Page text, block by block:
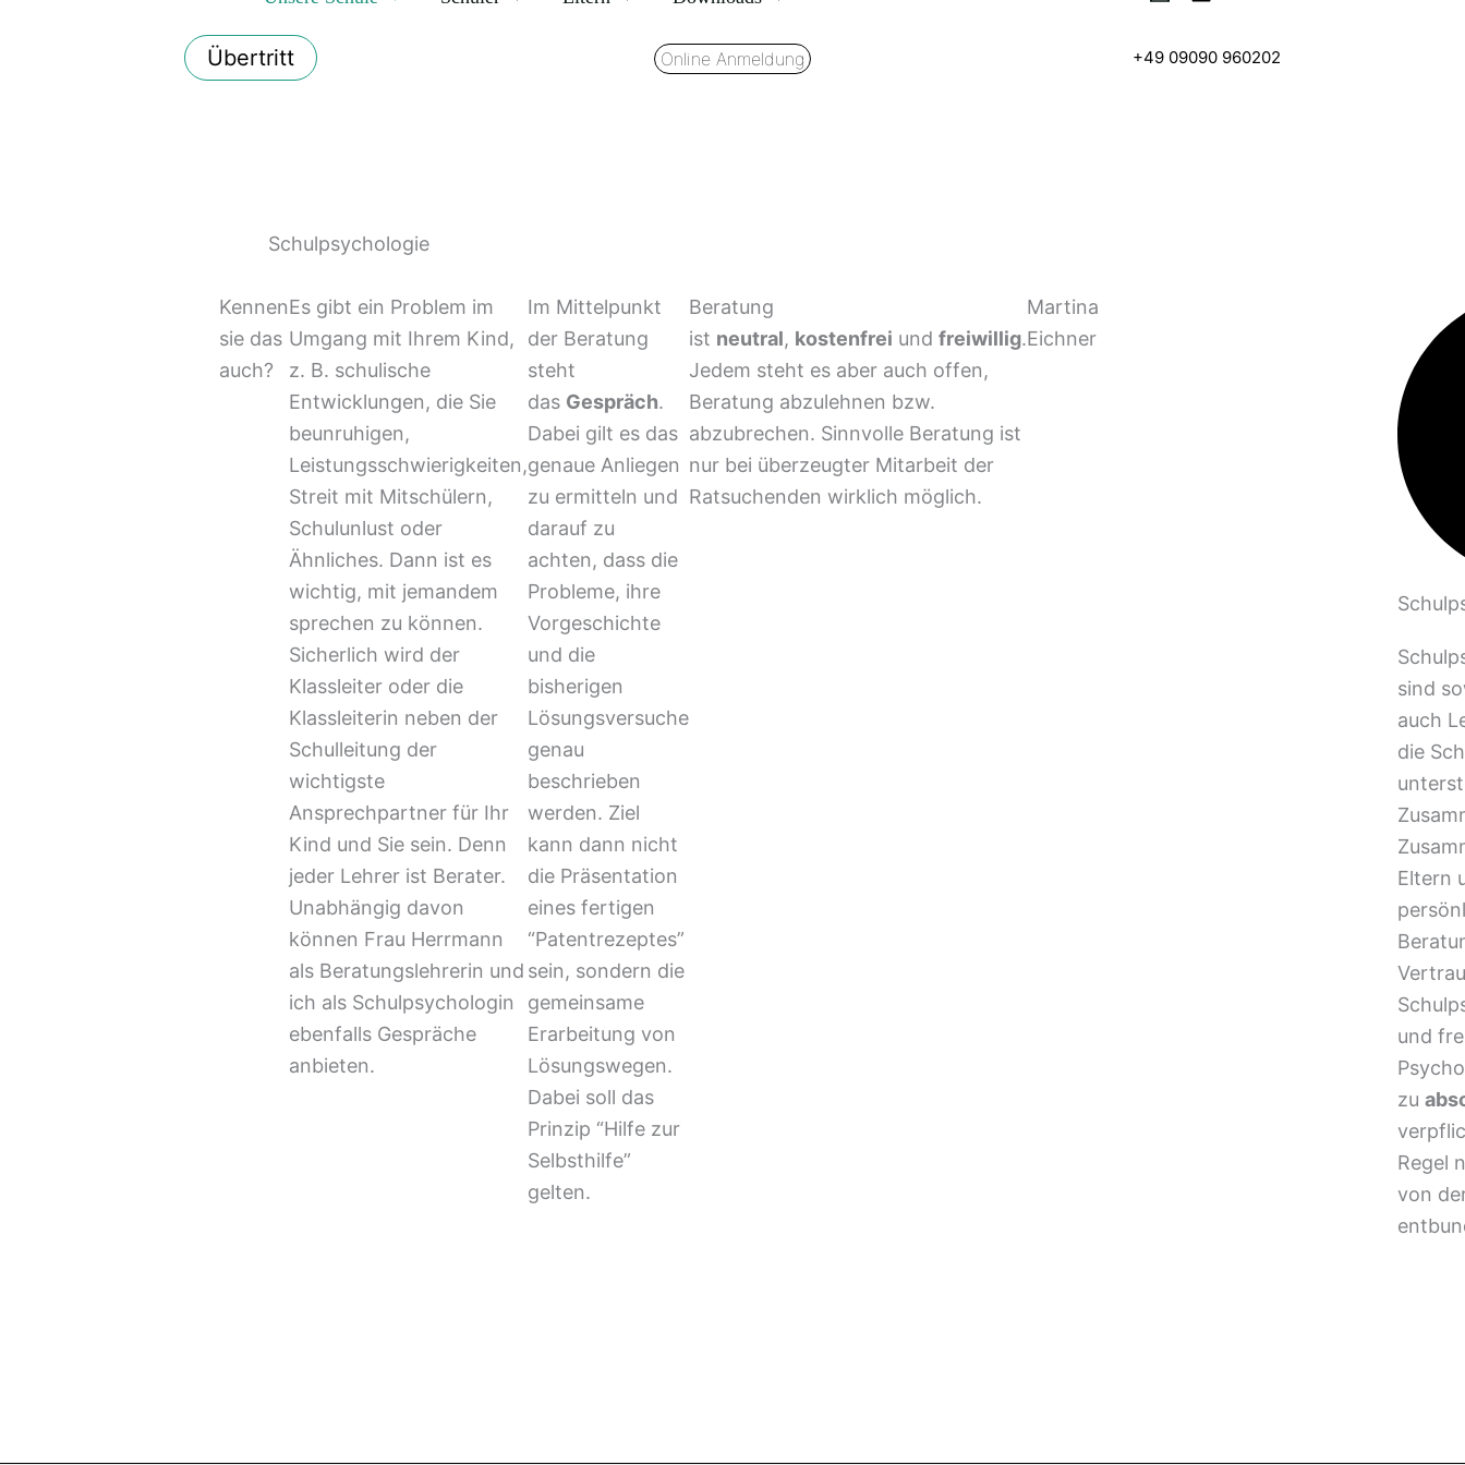
Übertritt Online Anmeldung +49 09090 960202
Schulpsychologie
Kennen
sie das
auch?
Es gibt ein Problem im
Umgang mit Ihrem Kind,
z. B. schulische
Entwicklungen, die Sie
beunruhigen,
Leistungsschwierigkeiten,
Streit mit Mitschülern,
Schulunlust oder
Ähnliches. Dann ist es
wichtig, mit jemandem
sprechen zu können.
Sicherlich wird der
Klassleiter oder die
Klassleiterin neben der
Schulleitung der
wichtigste
Ansprechpartner für Ihr
Kind und Sie sein. Denn
jeder Lehrer ist Berater.
Unabhängig davon
können Frau Herrmann
als Beratungslehrerin und
ich als Schulpsychologin
ebenfalls Gespräche
anbieten.
Im Mittelpunkt
der Beratung
steht
das Gespräch.
Dabei gilt es das
genaue Anliegen
zu ermitteln und
darauf zu
achten, dass die
Probleme, ihre
Vorgeschichte
und die
bisherigen
Lösungsversuche
genau
beschrieben
werden. Ziel
kann dann nicht
die Präsentation
eines fertigen
“Patentrezeptes”
sein, sondern die
gemeinsame
Erarbeitung von
Lösungswegen.
Dabei soll das
Prinzip “Hilfe zur
Selbsthilfe”
gelten.
Beratung
ist neutral, kostenfrei und freiwillig.
Jedem steht es aber auch offen,
Beratung abzulehnen bzw.
abzubrechen. Sinnvolle Beratung ist
nur bei überzeugter Mitarbeit der
Ratsuchenden wirklich möglich.
Martina
Eichner
sind
auch
die
Eltern
und
zu
Regel
von